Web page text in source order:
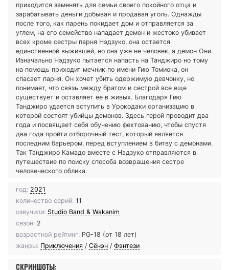
приходится заменять для семьи своего покойного отца и
зарабатывать деньги добывая и продавая уголь. Однажды
после того, как парень покидает дом и отправляется за
углем, на его семейство нападает демон и жестоко убивает
всех кроме сестры парня Нэдзуко, она остается
единственной выжившей, но она уже не человек, а демон Они.
Изначально Нэдзуко пытается напасть на Танджиро но тому
на помощь приходит мечник по имени Гию Томиока, он
спасает парня. Он хочет убить одержимую девчонку, но
понимает, что связь между братом и сестрой все еще
существует и оставляет ее в живых. Благодаря Гию
Танджиро удается вступить в Урокодаки организацию в
которой состоят убийцы демонов. Здесь герой проводит два
года и посвящает себя обучению фехтованию, чтобы спустя
два года пройти отборочный тест, который является
последним барьером, перед вступлением в битву с демонами.
Так Танджиро Камадо вместе с Нэдзуко отправляются в
путешествие по поиску способа возвращения сестре
человеческого облика.
год: 2021
количество серий: 11
озвучили: Studio Band & Wakanim
сезон: 2
возрастной рейтинг: PG-18 (от 18 лет)
жанры: Приключения / Сёнэн / Фэнтези
СКРИНШОТЫ: